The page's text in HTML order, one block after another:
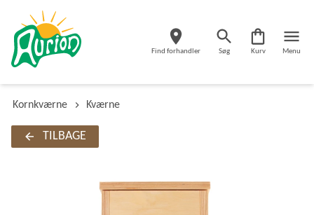
Find forhandler Søg Kurv Menu
Kornkværne Kværne
TILBAGE